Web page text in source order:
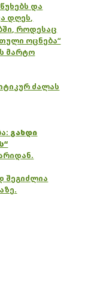
და
დღეს,
როდესაც
ოცნება“
მარტო
ძალას
გახდი
შეგიძლია